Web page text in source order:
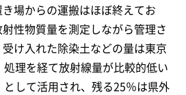
場からの運搬はほぼ終えてお
性物質量を測定しながら管理さ
け入れた除染土などの量は東京
処理を経て放射線量が比較的低い
して活用され、残る25％は県外